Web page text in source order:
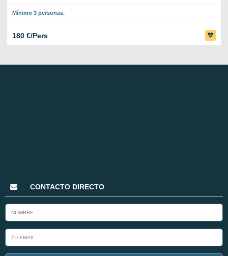
Mínimo 3 personas.
180 €/Pers
CONTACTO DIRECTO